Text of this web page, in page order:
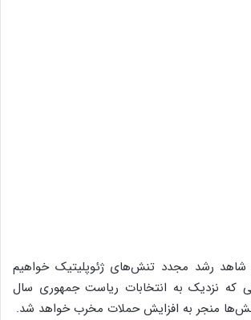
‌شاهد رشد مجدد تنش‌های ژئوپلیتیک خواهیم
که نزدیک به انتخابات ریاست جمهوری سال